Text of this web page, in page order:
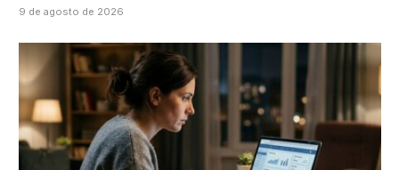
9 de agosto de 2026